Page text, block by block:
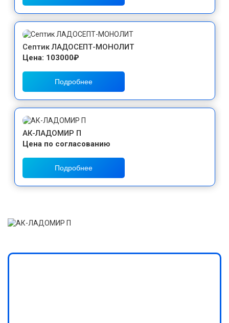
Септик ЛАДОСЕПТ-МОНОЛИТ
Цена: 103000₽
Подробнее
АК-ЛАДОМИР П
Цена по согласованию
Подробнее